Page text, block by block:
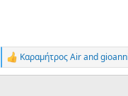
R
e
Καραμήτρος Airand